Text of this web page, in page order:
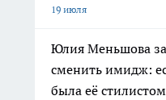
19 июля
Юлия Меньшова
сменить имидж:
была её